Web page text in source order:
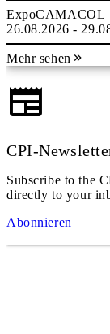
ExpoCAMACOL
26.08.2026 -
Mehr sehen
CPI-
Subscribe to the
directly to your
Abonnieren